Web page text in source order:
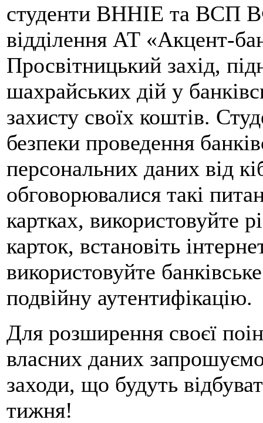
студенти ВННІЕ та ВСП
відділення АТ «Акцент-
Просвітницький захід,
шахрайських дій у
захисту своїх коштів.
безпеки проведення
персональних даних від
обговорювалися такі
картках, використовуйте
карток, встановіть
використовуйте
подвійну аутентифікацію.
Для розширення своєї
власних даних
заходи, що будуть
тижня!